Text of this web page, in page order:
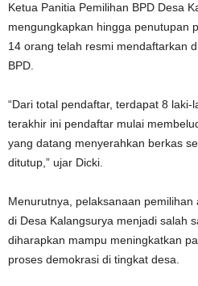
Ketua Panitia Pemilihan BPD Desa
mengungkapkan hingga penutupan
14 orang telah resmi mendaftarkan
BPD.
“Dari total pendaftar, terdapat 8
terakhir ini pendaftar mulai
yang datang menyerahkan berkas
ditutup,” ujar Dicki.
Menurutnya, pelaksanaan
di Desa Kalangsurya menjadi salah
diharapkan mampu meningkatkan
proses demokrasi di tingkat desa.